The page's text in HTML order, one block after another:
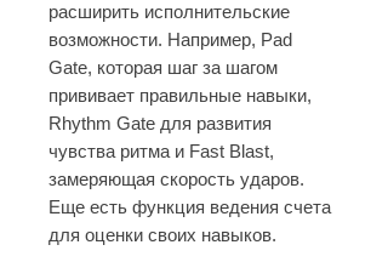
расширить исполнительские
возможности. Например, Pad
Gate, которая шаг за шагом
прививает правильные навыки,
Rhythm Gate для развития
чувства ритма и Fast Blast,
замеряющая скорость ударов.
Еще есть функция ведения счета
для оценки своих навыков.